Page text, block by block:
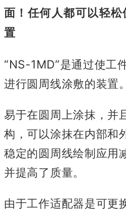
面！任何人都可以轻
置
“NS-1MD”是通过使工
进行圆周线涂敷的装置。
易于在圆周上涂抹，并
构，可以涂抹在内部和
稳定的圆周线绘制应用
并提高了质量。
由于工作适配器是可更